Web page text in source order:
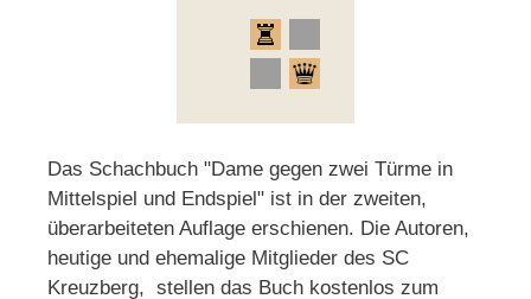
Das Schachbuch "Dame gegen zwei Türme in
Mittelspiel und Endspiel" ist in der zweiten,
überarbeiteten Auflage erschienen. Die Autoren,
heutige und ehemalige Mitglieder des SC
Kreuzberg, stellen das Buch kostenlos zum